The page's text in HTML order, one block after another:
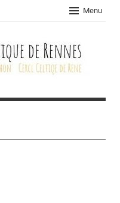
Menu